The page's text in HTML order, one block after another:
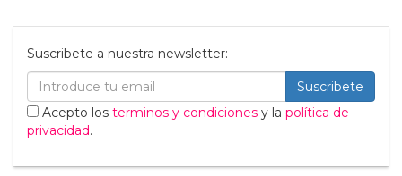
Suscribete a nuestra newsletter:
Suscribete
Acepto los terminos y condiciones y la política de
privacidad.